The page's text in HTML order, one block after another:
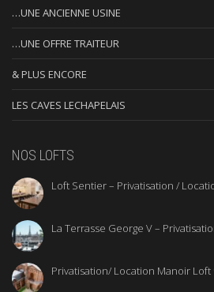
…UNE ANCIENNE USINE
…UNE OFFRE TRAITEUR
& PLUS ENCORE
LES CAVES LECHAPELAIS
NOS LOFTS
Loft Sentier – Privatisation /
La Terrasse George V –
Privatisation/ Location Manoir Loft